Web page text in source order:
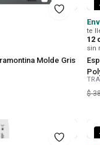
Molde Gris
te
12
sin
$